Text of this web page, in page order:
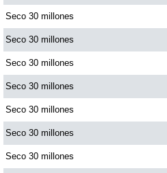
Motilon Noche
Paisita Día
Paisita Noche
Paisita 3
Seco 30 millones
Seco 30 millones
Seco 30 millones
Seco 30 millones
Seco 30 millones
Seco 30 millones
Seco 30 millones